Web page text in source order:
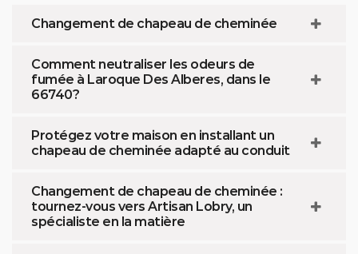
Changement de chapeau de cheminée
Comment neutraliser les odeurs de
fumée à Laroque Des Alberes, dans le
66740?
Protégez votre maison en installant un
chapeau de cheminée adapté au conduit
Changement de chapeau de cheminée :
tournez-vous vers Artisan Lobry, un
spécialiste en la matière